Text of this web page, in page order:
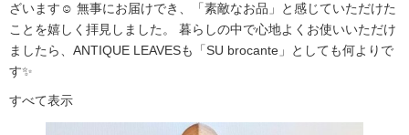
ざいます☺️ 無事にお届けでき、「素敵なお品」と感じていただけた
ことを嬉しく拝見しました。 暮らしの中で心地よくお使いいただけ
ましたら、ANTIQUE LEAVESも「SU brocante」としても何よりで
す✨
すべて表示